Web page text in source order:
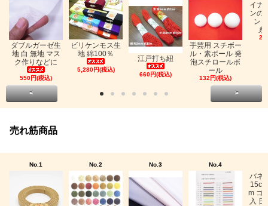
ダブルガーゼ生
地 白 無地 マス
ク作りなどに
550円(税込)
ビリケンモス生
地 綿100％
5,280円(税込)
江戸打ち紐
660円(税込)
手芸用 スチボー
ル・素ボール 発
泡スチロールボ
ール
132円(税込)
イナ
ンの
ン
糸
< >
売れ筋商品
No.1 No.2 No.3 No.4
バネ
m ゴ
入